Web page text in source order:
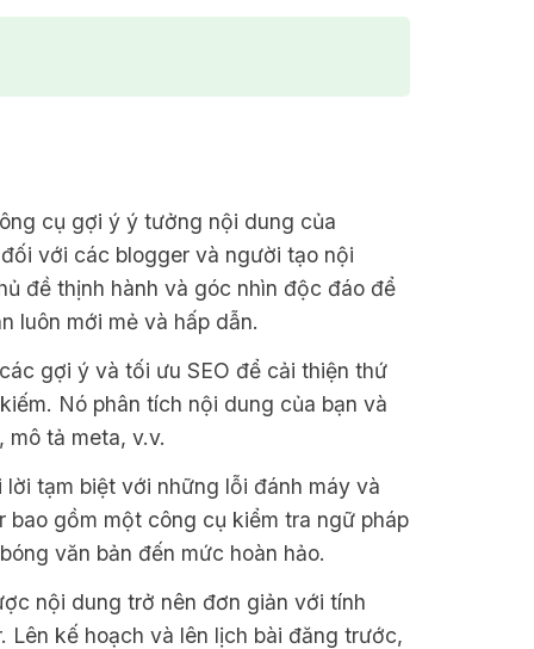
cụ gợi ý ý tưởng nội dung của
với các blogger và người tạo nội
đề thịnh hành và góc nhìn độc đáo để
luôn mới mẻ và hấp dẫn.
gợi ý và tối ưu SEO để cải thiện thứ
Nó phân tích nội dung của bạn và
tả meta, v.v.
lời tạm biệt với những lỗi đánh máy và
bao gồm một công cụ kiểm tra ngữ pháp
văn bản đến mức hoàn hảo.
nội dung trở nên đơn giản với tính
Lên kế hoạch và lên lịch bài đăng trước,